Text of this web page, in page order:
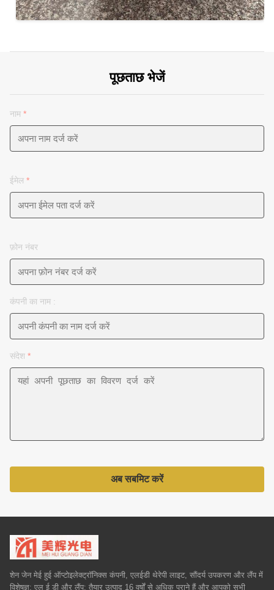
पूछताछ भेजें
नाम *
ईमेल *
फ़ोन नंबर
कंपनी का नाम :
संदेश *
अब सबमिट करें
शेन जेन मेई हुई ऑप्टोइलेक्ट्रॉनिक्स कंपनी, एलईडी थेरेपी लाइट, सौंदर्य उपकरण और लैंप में
विशेषज्ञ; एल ई डी और लैंप; तैयार उत्पाद 16 वर्षों से अधिक पुराने हैं और आपको सभी